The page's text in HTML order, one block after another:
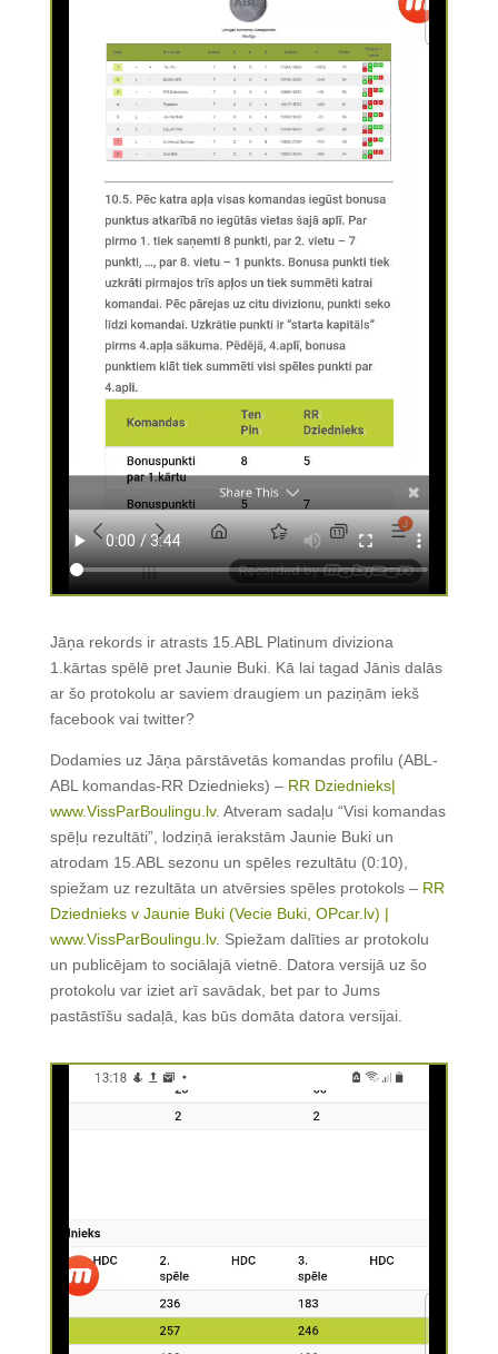
Jāņa rekords ir atrasts 15.ABL Platinum diviziona
1.kārtas spēlē pret Jaunie Buki. Kā lai tagad Jānis dalās
ar šo protokolu ar saviem draugiem un paziņām iekš
facebook vai twitter?
Dodamies uz Jāņa pārstāvetās komandas profilu (ABL-
ABL komandas-RR Dziednieks) – RR Dziednieks|
www.VissParBoulingu.lv. Atveram sadaļu “Visi komandas
spēļu rezultāti”, lodziņā ierakstām Jaunie Buki un
atrodam 15.ABL sezonu un spēles rezultātu (0:10),
spiežam uz rezultāta un atvērsies spēles protokols – RR
Dziednieks v Jaunie Buki (Vecie Buki, OPcar.lv) |
www.VissParBoulingu.lv. Spiežam dalīties ar protokolu
un publicējam to sociālajā vietnē. Datora versijā uz šo
protokolu var iziet arī savādak, bet par to Jums
pastāstīšu sadaļā, kas būs domāta datora versijai.